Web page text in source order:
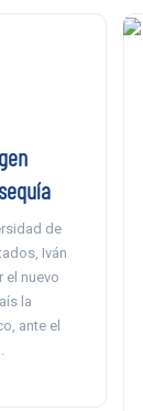
de
Iván
el nuevo
la
ante el